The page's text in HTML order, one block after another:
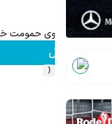
جای بخیه داری؟؟
‹